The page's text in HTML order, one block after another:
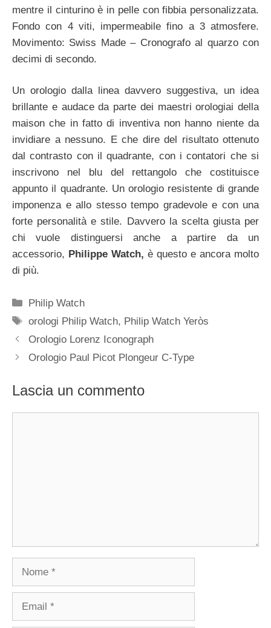
mentre il cinturino è in pelle con fibbia personalizzata.
Fondo con 4 viti, impermeabile fino a 3 atmosfere.
Movimento: Swiss Made – Cronografo al quarzo con
decimi di secondo.
Un orologio dalla linea davvero suggestiva, un idea
brillante e audace da parte dei maestri orologiai della
maison che in fatto di inventiva non hanno niente da
invidiare a nessuno. E che dire del risultato ottenuto
dal contrasto con il quadrante, con i contatori che si
inscrivono nel blu del rettangolo che costituisce
appunto il quadrante. Un orologio resistente di grande
imponenza e allo stesso tempo gradevole e con una
forte personalità e stile. Davvero la scelta giusta per
chi vuole distinguersi anche a partire da un
accessorio, Philippe Watch, è questo e ancora molto
di più.
Categorie
Philip Watch
Tag
orologi Philip Watch, Philip Watch Yeròs
Navigazione
articolo
Orologio Lorenz Iconograph
Orologio Paul Picot Plongeur C-Type
Lascia un commento
Nome
Email